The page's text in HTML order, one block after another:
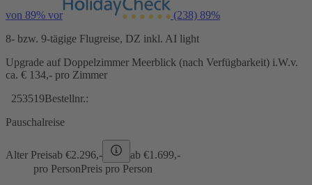
von 89% vor (238) 89%
8- bzw. 9-tägige Flugreise, DZ inkl. AI light
Upgrade auf Doppelzimmer Meerblick (nach Verfügbarkeit) i.W.v.
ca. € 134,- pro Zimmer
253519Bestellnr.:
Pauschalreise
Alter Preisab €2.296,- ab €1.699,-
pro PersonPreis pro Person